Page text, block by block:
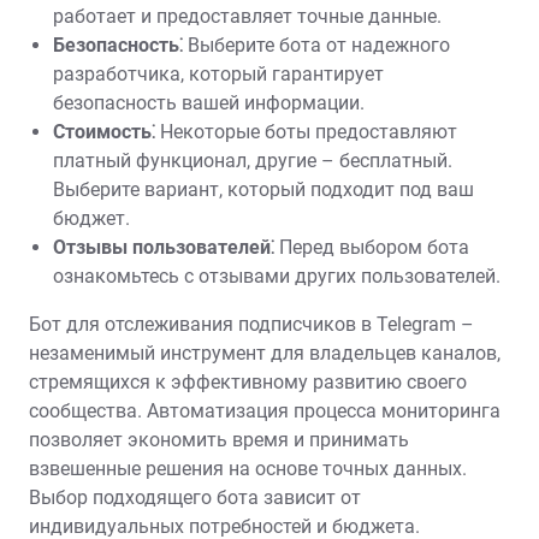
работает и предоставляет точные данные.
Безопасность⁚ Выберите бота от надежного
разработчика, который гарантирует
безопасность вашей информации.
Стоимость⁚ Некоторые боты предоставляют
платный функционал, другие – бесплатный.
Выберите вариант, который подходит под ваш
бюджет.
Отзывы пользователей⁚ Перед выбором бота
ознакомьтесь с отзывами других пользователей.
Бот для отслеживания подписчиков в Telegram –
незаменимый инструмент для владельцев каналов,
стремящихся к эффективному развитию своего
сообщества. Автоматизация процесса мониторинга
позволяет экономить время и принимать
взвешенные решения на основе точных данных.
Выбор подходящего бота зависит от
индивидуальных потребностей и бюджета.